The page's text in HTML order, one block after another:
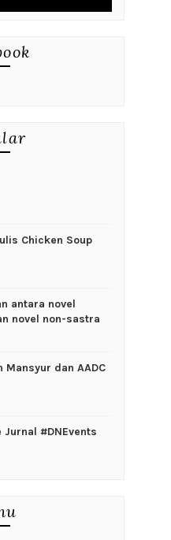
Chicken Soup
antara novel
novel non-sastra
Mansyur dan AADC
Jurnal #DNEvents